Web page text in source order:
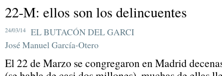
22-M: ellos son los delincuentes
24/03/14
EL BUTACÓN DEL GARCI
José Manuel García-Otero
El 22 de Marzo se congregaron en Madrid